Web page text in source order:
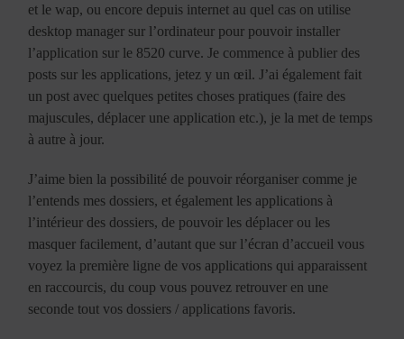
et le wap, ou encore depuis internet au quel cas on utilise
desktop manager sur l’ordinateur pour pouvoir installer
l’application sur le 8520 curve. Je commence à publier des
posts sur les applications, jetez y un œil. J’ai également fait
un post avec quelques petites choses pratiques (faire des
majuscules, déplacer une application etc.), je la met de temps
à autre à jour.
J’aime bien la possibilité de pouvoir réorganiser comme je
l’entends mes dossiers, et également les applications à
l’intérieur des dossiers, de pouvoir les déplacer ou les
masquer facilement, d’autant que sur l’écran d’accueil vous
voyez la première ligne de vos applications qui apparaissent
en raccourcis, du coup vous pouvez retrouver en une
seconde tout vos dossiers / applications favoris.